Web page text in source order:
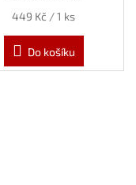
Měrná
449 Kč / 1 ks
Do košíku